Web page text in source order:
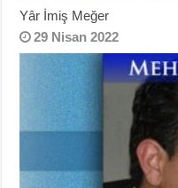
Yâr İmiş Meğer
29 Nisan 2022